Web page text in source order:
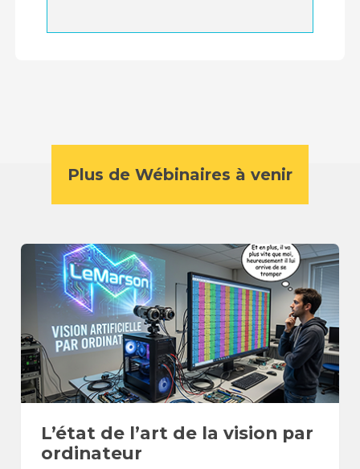
Plus de Wébinaires à venir
L’état de l’art de la vision par
ordinateur